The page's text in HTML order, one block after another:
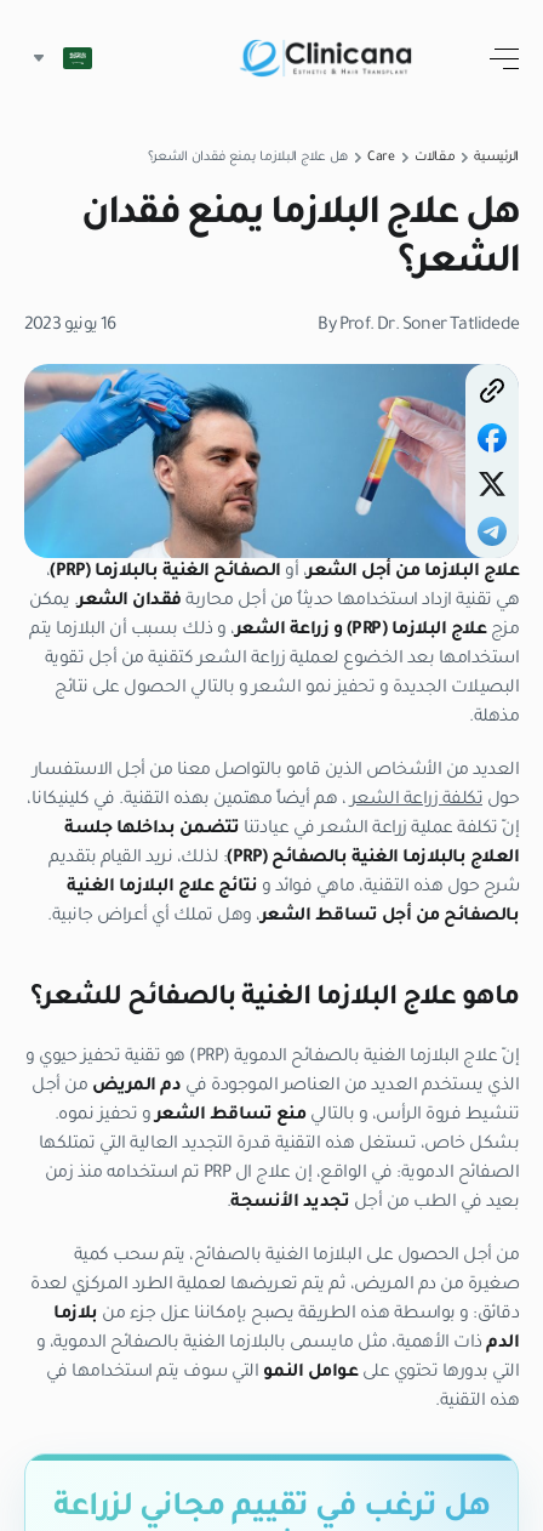
الرئيسية مقالات Care هل علاج البلازما يمنع فقدان الشعر؟
هل علاج البلازما يمنع فقدان
الشعر؟
By Prof. Dr. Soner Tatlidede 16 يونيو 2023
علاج البلازما من أجل الشعر، أو الصفائح الغنية بالبلازما(
PRP
)،
هي تقنية ازداد استخدامها حديثاُ من أجل محاربة فقدان الشعر. يمكن
مزجعلاج البلازما (PRP
) و زراعة الشعر، و ذلك بسبب أن البلازما يتم
استخدامها بعد الخضوع لعملية زراعة الشعر كتقنية من أجل تقوية
البصيلات الجديدة و تحفيز نمو الشعر و بالتالي الحصول على نتائج
مذهلة.
العديد من الأشخاص الذين قامو بالتواصل معنا من أجل الاستفسار
حول تكلفة زراعة الشعر ، هم أيضاً مهتمين بهذه التقنية. في كلينيكانا،
إنّ تكلفة عملية زراعة الشعر في عيادتنا تتضمن بداخلها جلسة
العلاج بالبلازما الغنية بالصفائح (
PRP
): لذلك، نريد القيام بتقديم
شرح حول هذه التقنية، ماهي فوائد و نتائج علاج البلازما الغنية
بالصفائح من أجل تساقط الشعر، وهل تملك أي أعراض جانبية.
ماهو علاج البلازما الغنية بالصفائح للشعر؟
إنّ علاج البلازما الغنية بالصفائح الدموية (PRP) هو تقنية تحفيز حيوي و
الذي يستخدم العديد من العناصر الموجودة في دم المريض من أجل
تنشيط فروة الرأس، و بالتاليمنع تساقط الشعرو تحفيز نموه.
بشكل خاص، تستغل هذه التقنية قدرة التجديد العالية التي تمتلكها
الصفائح الدموية: في الواقع، إن علاج ال PRP تم استخدامه منذ زمن
بعيد في الطب من أجل تجديد الأنسجة.
من أجل الحصول على البلازما الغنية بالصفائح، يتم سحب كمية
صغيرة من دم المريض، ثم يتم تعريضها لعملية الطرد المركزي لعدة
دقائق: و بواسطة هذه الطريقة يصبح بإمكاننا عزل جزء من بلازما
الدم ذات الأهمية، مثل مايسمى بالبلازما الغنية بالصفائح الدموية، و
التي بدورها تحتوي علىعوامل النمو التي سوف يتم استخدامها في
هذه التقنية.
هل ترغب في تقييم مجاني لزراعة